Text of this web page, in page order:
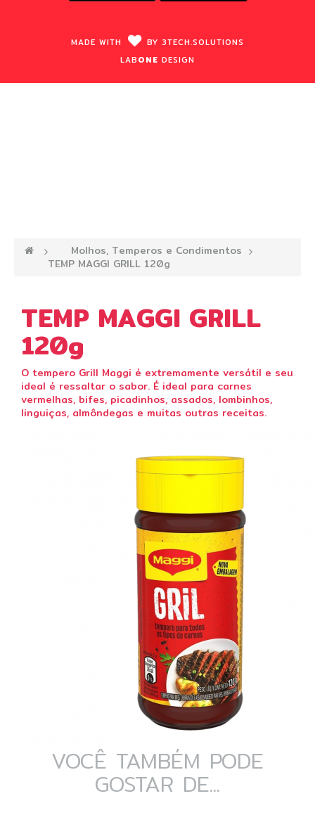
MADE WITH BY 3TECH.SOLUTIONS
LABONE DESIGN
—›
Molhos, Temperos e Condimentos
TEMP MAGGI GRILL 120g
TEMP MAGGI GRILL
120g
O tempero Grill Maggi é extremamente versátil e seu
ideal é ressaltar o sabor. É ideal para carnes
vermelhas, bifes, picadinhos, assados, lombinhos,
linguiças, almôndegas e muitas outras receitas.
VOCÊ TAMBÉM PODE
GOSTAR DE...